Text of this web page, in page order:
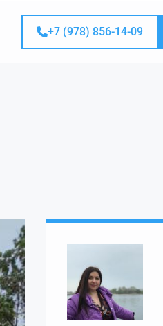
+7 (978) 856-14-09